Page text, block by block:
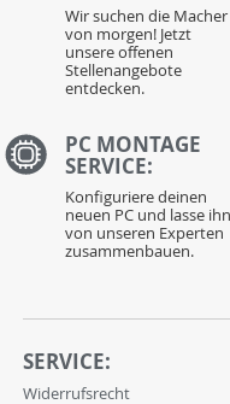
Wir suchen die Macher
von morgen! Jetzt
unsere offenen
Stellenangebote
entdecken.
PC MONTAGE
SERVICE:
Konfiguriere deinen
neuen PC und lasse ihn
von unseren Experten
zusammenbauen.
SERVICE:
Widerrufsrecht